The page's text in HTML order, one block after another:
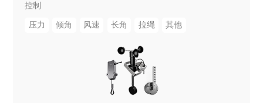
控制
压力 倾角 风速 长角 拉绳 其他